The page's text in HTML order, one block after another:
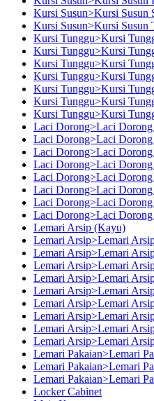
Kursi Susun>Kursi Susun
Kursi Susun>Kursi Susun
Kursi Tunggu>Kursi
Kursi Tunggu>Kursi
Kursi Tunggu>Kursi
Kursi Tunggu>Kursi
Kursi Tunggu>Kursi
Kursi Tunggu>Kursi
Kursi Tunggu>Kursi
Laci Dorong>Laci
Laci Dorong>Laci
Laci Dorong>Laci
Laci Dorong>Laci
Laci Dorong>Laci
Laci Dorong>Laci
Laci Dorong>Laci
Laci Dorong>Laci
Lemari Arsip (Kayu)
Lemari Arsip>Lemari
Lemari Arsip>Lemari
Lemari Arsip>Lemari
Lemari Arsip>Lemari
Lemari Arsip>Lemari
Lemari Arsip>Lemari
Lemari Arsip>Lemari
Lemari Arsip>Lemari
Lemari Arsip>Lemari
Lemari Pakaian>Lemari
Lemari Pakaian>Lemari
Lemari Pakaian>Lemari
Locker Cabinet